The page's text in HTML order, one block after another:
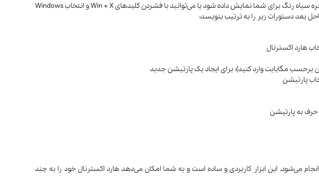
در اولین مرحله با فشردن کلید ترکیبی Window + R وارد منو Run شده و عبارت CMD را تایپ کنید تا یک پنجره سیاه رنگ برای شما نمایش داده شود یا می‌توانید با فشردن کلیدهای Win + X و انتخاب Windows
پارتیشن‌بندی هارد اکسترنال در مک (macOS) با استفاده از ابزار پیش‌فرض سیستم به نام Disk Utility انجام می‌شود. این ابزار کاربردی و ساده است و به شما امکان می‌دهد هارد اکسترنال خود را به چند